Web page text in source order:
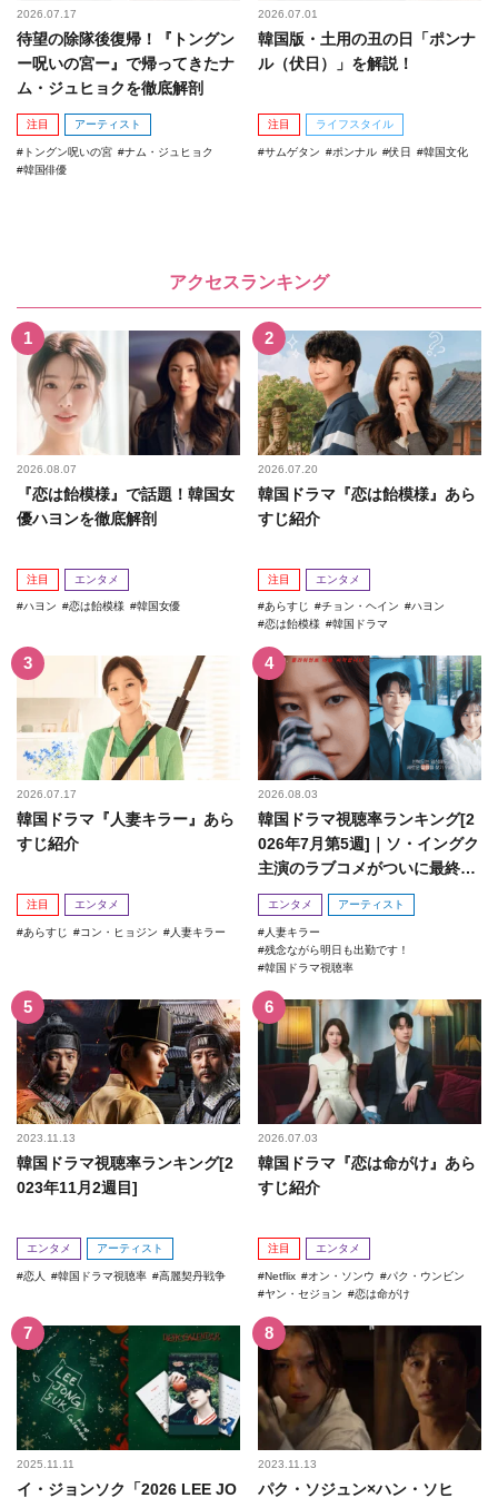
2026.07.17
待望の除隊後復帰！『トングン
ー呪いの宮ー』で帰ってきたナ
ム・ジュヒョクを徹底解剖
注目 アーティスト
トングン呪いの宮
ナム・ジュヒョク
韓国俳優
2026.07.01
韓国版・土用の丑の日「ポンナ
ル（伏日）」を解説！
注目 ライフスタイル
サムゲタン ポンナル 伏日 韓国文化
アクセスランキング
2026.08.07
『恋は飴模様』で話題！韓国女
優ハヨンを徹底解剖
注目 エンタメ
ハヨン 恋は飴模様 韓国女優
2026.07.20
韓国ドラマ『恋は飴模様』あら
すじ紹介
注目 エンタメ
あらすじ チョン・ヘイン
ハヨン
恋は飴模様
韓国ドラマ
2026.07.17
韓国ドラマ『人妻キラー』あら
すじ紹介
注目 エンタメ
あらすじ コン・ヒョジン 人妻キラー
2026.08.03
韓国ドラマ視聴率ランキング[2
026年7月第5週]｜ソ・イングク
主演のラブコメがついに最終
回！
エンタメ アーティスト
人妻キラー
残念ながら明日も出勤です！
韓国ドラマ視聴率
2023.11.13
韓国ドラマ視聴率ランキング[2
023年11月2週目]
エンタメ アーティスト
恋人 韓国ドラマ視聴率 高麗契丹戦争
2026.07.03
韓国ドラマ『恋は命がけ』あら
すじ紹介
注目 エンタメ
Netflix オン・ソンウ
パク・ウンビン
ヤン・セジョン
恋は命がけ
2025.11.11
イ・ジョンソク「2026 LEE JO
2023.11.13
パク・ソジュン×ハン・ソヒ